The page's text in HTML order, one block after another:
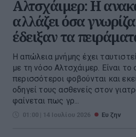
Αλτσχάιμερ: Η
αλλάζει όσα
έδειξαν τα
Η απώλεια μνήμης έχει
με τη νόσο Αλτσχάιμερ. Είναι
περισσότεροι φοβούνται και
οδηγεί τους ασθενείς στον
φαίνεται πως γρ...
01:00 | 14 Ιουλίου 2026 Ευ ζην